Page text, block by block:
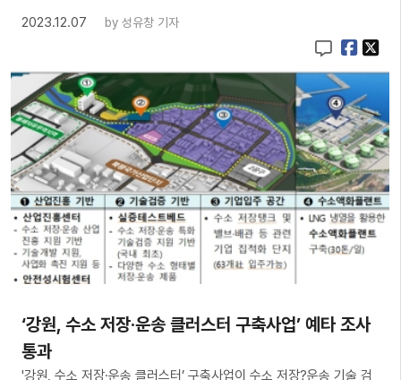
2023.12.07
by 성유창 기자
‘강원, 수소 저장·운송 클러스터 구축사업’ 예타 조사
통과
'강원, 수소 저장·운송 클러스터’ 구축사업이 수소 저장?운송 기술 검